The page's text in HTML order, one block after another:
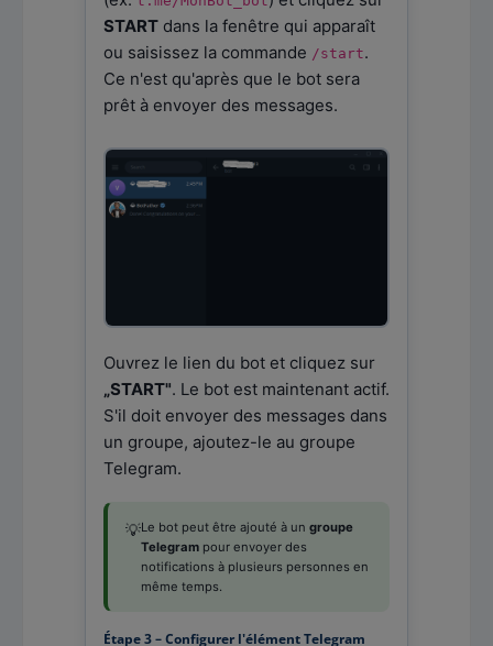
START dans la fenêtre qui apparaît
ou saisissez la commande /start.
Ce n'est qu'après que le bot sera
prêt à envoyer des messages.
Ouvrez le lien du bot et cliquez sur
„START". Le bot est maintenant actif.
S'il doit envoyer des messages dans
un groupe, ajoutez-le au groupe
Telegram.
💡Le bot peut être ajouté à un groupe
Telegram pour envoyer des
notifications à plusieurs personnes en
même temps.
Étape 3 – Configurer l'élément Telegram